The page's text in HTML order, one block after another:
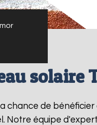
solaire
chance de bénéficier
Notre équipe